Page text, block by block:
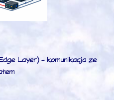
Layer) - komunikacja ze